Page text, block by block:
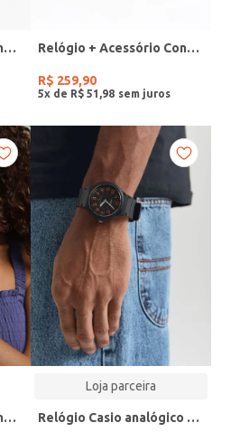
Relógio Condor Feminino DOURADO Relógio + Acessório Condor Feminino PRATA
R$ 259,90
5x de R$ 51 98
Relógio +Acessório Condor Feminino DOURADO
Loja parceira
Relógio Casio analógico MW-240-4BVDF-SC